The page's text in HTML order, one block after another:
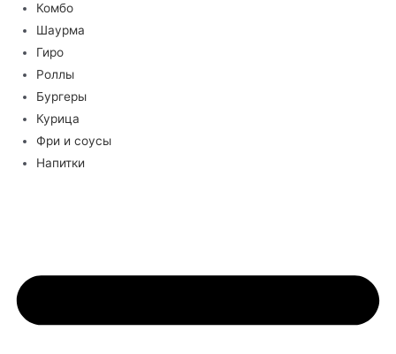
Комбо
Шаурма
Гиро
Роллы
Бургеры
Курица
Фри и соусы
Напитки